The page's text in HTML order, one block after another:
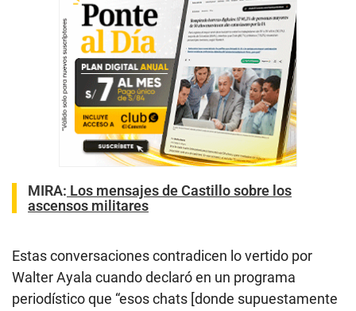
MIRA: Los mensajes de Castillo sobre los
ascensos militares
Estas conversaciones contradicen lo vertido por
Walter Ayala cuando declaró en un programa
periodístico que “esos chats [donde supuestamente